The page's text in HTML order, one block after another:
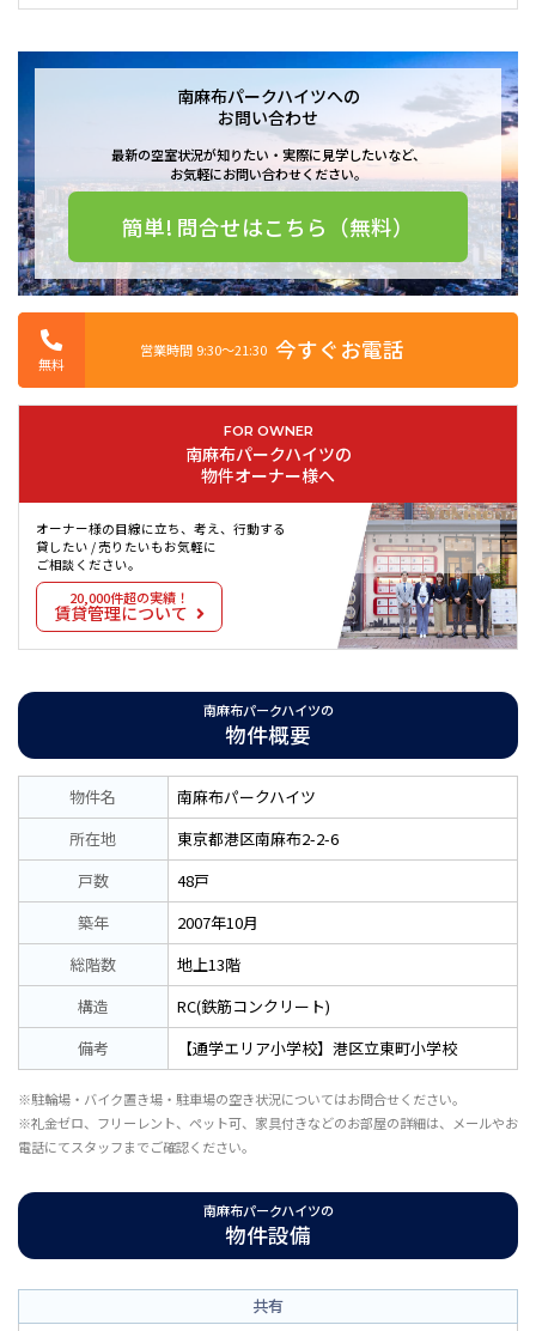
南麻布パークハイツへの
お問い合わせ
最新の空室状況が知りたい・実際に見学したいなど、
お気軽にお問い合わせください。
簡単! 問合せはこちら（無料）
無料
営業時間 9:30〜21:30 今すぐお電話
FOR OWNER
南麻布パークハイツの
物件オーナー様へ
オーナー様の目線に立ち、考え、行動する
貸したい / 売りたいもお気軽に
ご相談ください。
20,000件超の実績！
賃貸管理について
南麻布パークハイツの
物件概要
物件名
南麻布パークハイツ
所在地
東京都港区南麻布2-2-6
戸数
48戸
築年
2007年10月
総階数
地上13階
構造
RC(鉄筋コンクリート)
備考
【通学エリア小学校】港区立東町小学校
※駐輪場・バイク置き場・駐車場の空き状況についてはお問合せください。
※礼金ゼロ、フリーレント、ペット可、家具付きなどのお部屋の詳細は、メールやお
電話にてスタッフまでご確認ください。
南麻布パークハイツの
物件設備
共有